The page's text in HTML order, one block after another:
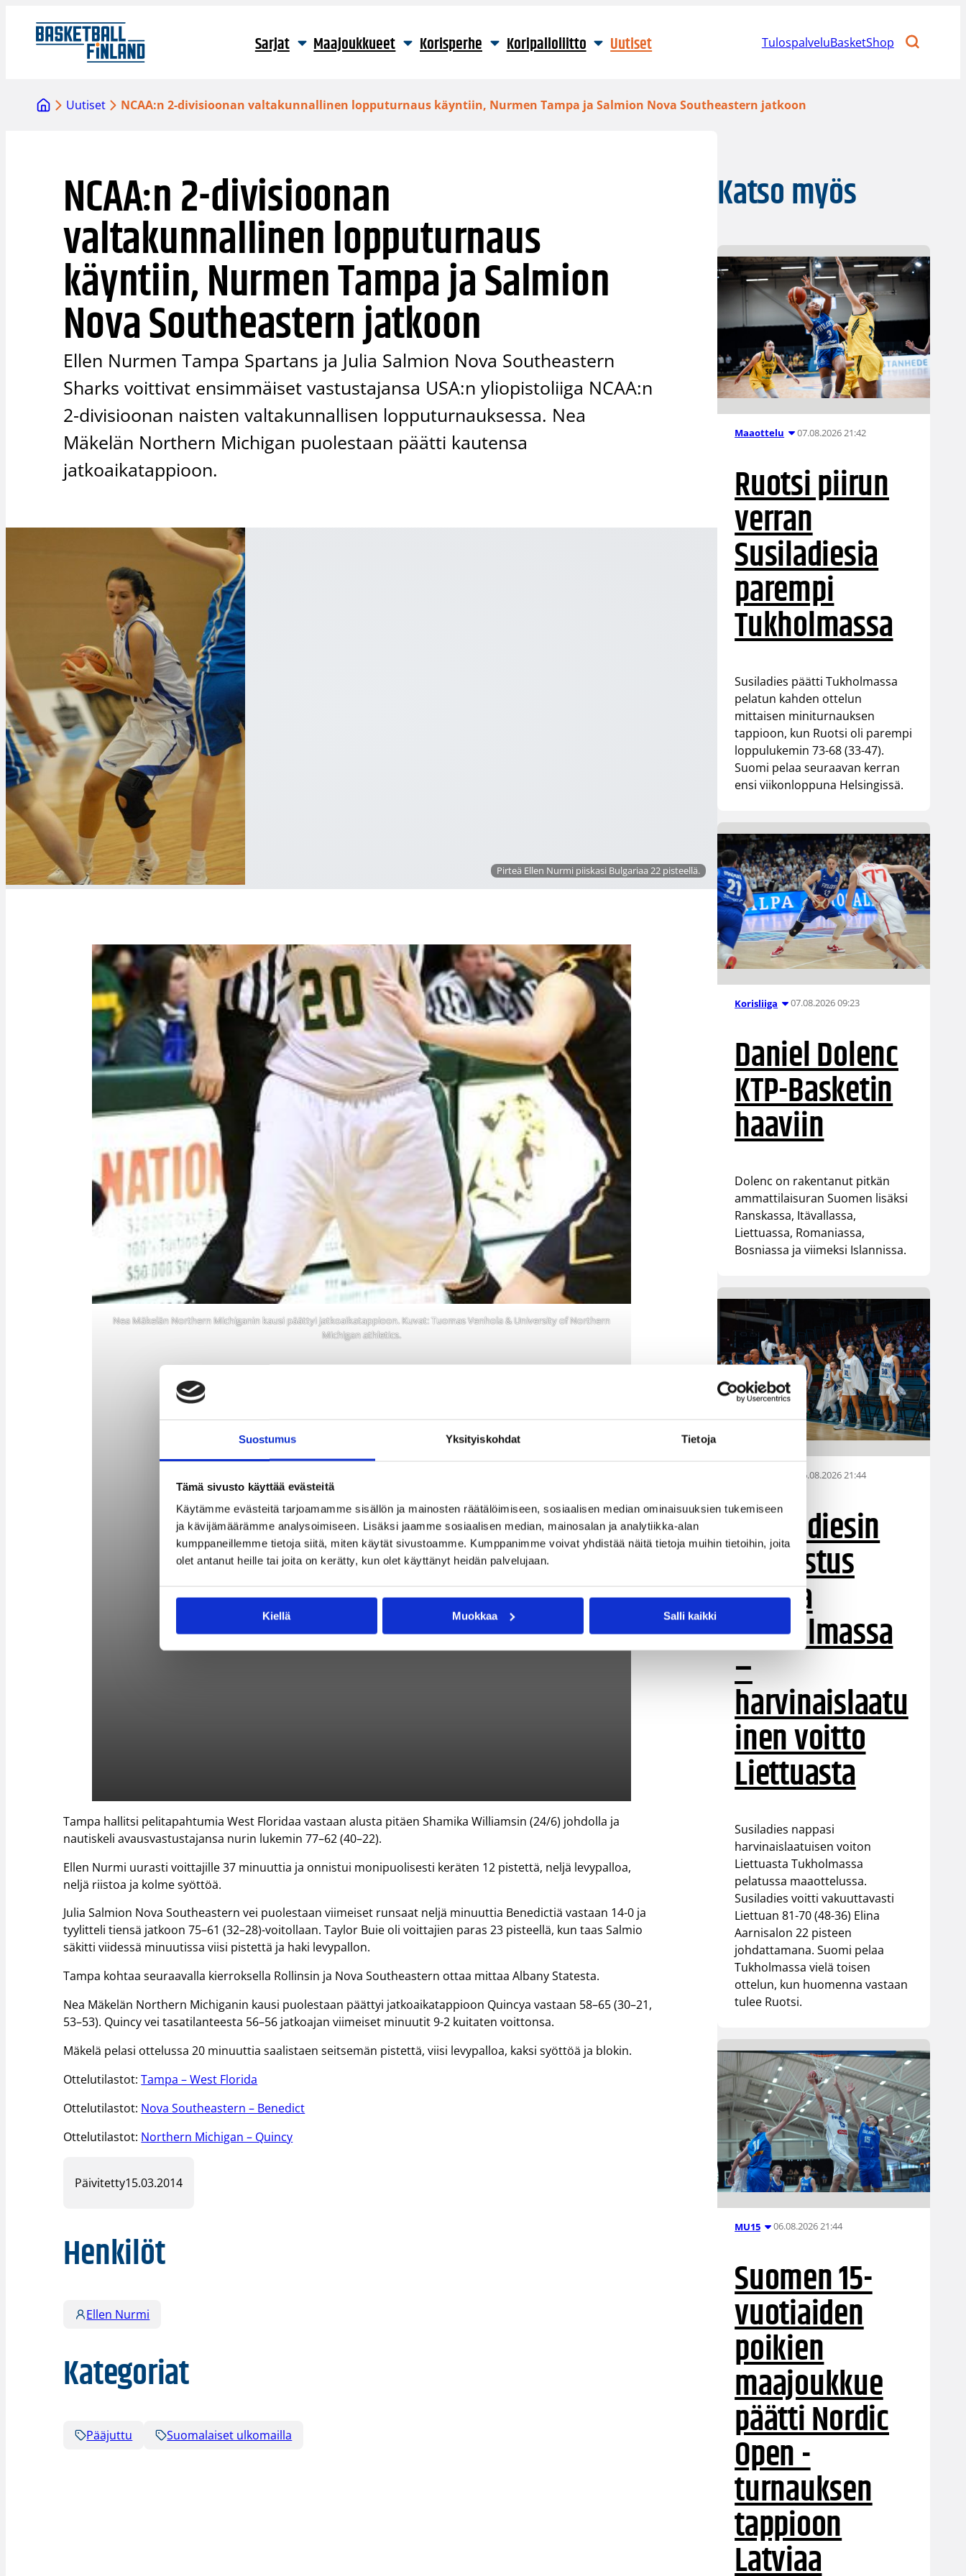
Suostumus Yksityiskohdat Tietoja
Tämä sivusto käyttää evästeitä
Käytämme evästeitä tarjoamamme sisällön ja mainosten räätälöimiseen, sosiaalisen median ominaisuuksien tukemiseen
ja kävijämäärämme analysoimiseen. Lisäksi jaamme sosiaalisen median, mainosalan ja analytiikka-alan
kumppaneillemme tietoja siitä, miten käytät sivustoamme. Kumppanimme voivat yhdistää näitä tietoja muihin tietoihin, joita
olet antanut heille tai joita on kerätty, kun olet käyttänyt heidän palvelujaan.
Kiellä Muokkaa Salli kaikki
sisältöön
Sarjat Maajoukkueet Korisperhe Koripalloliitto Uutiset TulospalveluBasketShop
Uutiset NCAA:n 2-divisioonan valtakunnallinen lopputurnaus käyntiin, Nurmen Tampa ja Salmion Nova Southeastern jatkoon
NCAA:n 2-divisioonan
valtakunnallinen lopputurnaus
käyntiin, Nurmen Tampa ja Salmion
Nova Southeastern jatkoon
Ellen Nurmen Tampa Spartans ja Julia Salmion Nova Southeastern
Sharks voittivat ensimmäiset vastustajansa USA:n yliopistoliiga NCAA:n
2-divisioonan naisten valtakunnallisen lopputurnauksessa. Nea
Mäkelän Northern Michigan puolestaan päätti kautensa
jatkoaikatappioon.
Pirteä Ellen Nurmi piiskasi Bulgariaa 22 pisteellä.
Nea Mäkelän Northern Michiganin kausi päättyi jatkoaikatappioon. Kuvat: Tuomas Venhola & University of Northern
Michigan athletics.
Tampa hallitsi pelitapahtumia West Floridaa vastaan alusta pitäen Shamika Williamsin (24/6) johdolla ja
nautiskeli avausvastustajansa nurin lukemin 77–62 (40–22).
Ellen Nurmi uurasti voittajille 37 minuuttia ja onnistui monipuolisesti keräten 12 pistettä, neljä levypalloa,
neljä riistoa ja kolme syöttöä.
Julia Salmion Nova Southeastern vei puolestaan viimeiset runsaat neljä minuuttia Benedictiä vastaan 14-0 ja
tyylitteli tiensä jatkoon 75–61 (32–28)-voitollaan. Taylor Buie oli voittajien paras 23 pisteellä, kun taas Salmio
säkitti viidessä minuutissa viisi pistettä ja haki levypallon.
Tampa kohtaa seuraavalla kierroksella Rollinsin ja Nova Southeastern ottaa mittaa Albany Statesta.
Nea Mäkelän Northern Michiganin kausi puolestaan päättyi jatkoaikatappioon Quincya vastaan 58–65 (30–21,
53–53). Quincy vei tasatilanteesta 56–56 jatkoajan viimeiset minuutit 9-2 kuitaten voittonsa.
Mäkelä pelasi ottelussa 20 minuuttia saalistaen seitsemän pistettä, viisi levypalloa, kaksi syöttöä ja blokin.
Ottelutilastot:Tampa – West Florida
Ottelutilastot: Nova Southeastern – Benedict
Ottelutilastot: Northern Michigan – Quincy
Päivitetty15.03.2014
Henkilöt
Ellen Nurmi
Kategoriat
Pääjuttu Suomalaiset ulkomailla
Katso myös
Maaottelu 07.08.2026 21:42
Ruotsi piirun
verran
Susiladiesia
parempi
Tukholmassa
Susiladies päätti Tukholmassa
pelatun kahden ottelun
mittaisen miniturnauksen
tappioon, kun Ruotsi oli parempi
loppulukemin 73-68 (33-47).
Suomi pelaa seuraavan kerran
ensi viikonloppuna Helsingissä.
Korisliiga 07.08.2026 09:23
Daniel Dolenc
KTP-Basketin
haaviin
Dolenc on rakentanut pitkän
ammattilaisuran Suomen lisäksi
Ranskassa, Itävallassa,
Liettuassa, Romaniassa,
Bosniassa ja viimeksi Islannissa.
06.08.2026 21:44
Susiladiesin
puolustus
rautaa
Tukholmassa
–
harvinaislaatu
inen voitto
Liettuasta
Susiladies nappasi
harvinaislaatuisen voiton
Liettuasta Tukholmassa
pelatussa maaottelussa.
Susiladies voitti vakuuttavasti
Liettuan 81-70 (48-36) Elina
Aarnisalon 22 pisteen
johdattamana. Suomi pelaa
Tukholmassa vielä toisen
ottelun, kun huomenna vastaan
tulee Ruotsi.
MU15 06.08.2026 21:44
Suomen 15-
vuotiaiden
poikien
maajoukkue
päätti Nordic
Open -
turnauksen
tappioon
Latviaa